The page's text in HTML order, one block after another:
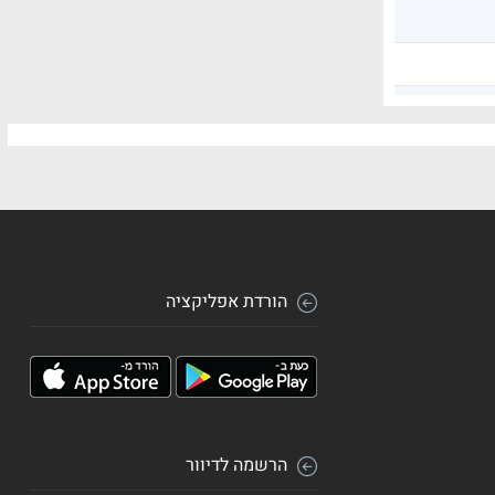
הורדת אפליקציה
הרשמה לדיוור